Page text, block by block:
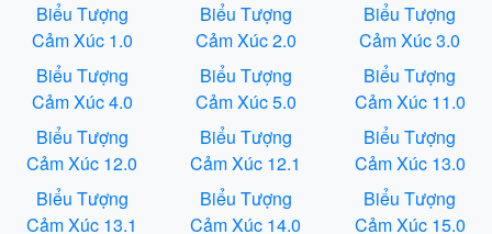
Biểu Tượng
Cảm Xúc 1.0
Biểu Tượng
Cảm Xúc 2.0
Biểu Tượng
Cảm Xúc 3.0
Biểu Tượng
Cảm Xúc 4.0
Biểu Tượng
Cảm Xúc 5.0
Biểu Tượng
Cảm Xúc 11.0
Biểu Tượng
Cảm Xúc 12.0
Biểu Tượng
Cảm Xúc 12.1
Biểu Tượng
Cảm Xúc 13.0
Biểu Tượng
Cảm Xúc 13.1
Biểu Tượng
Cảm Xúc 14.0
Biểu Tượng
Cảm Xúc 15.0